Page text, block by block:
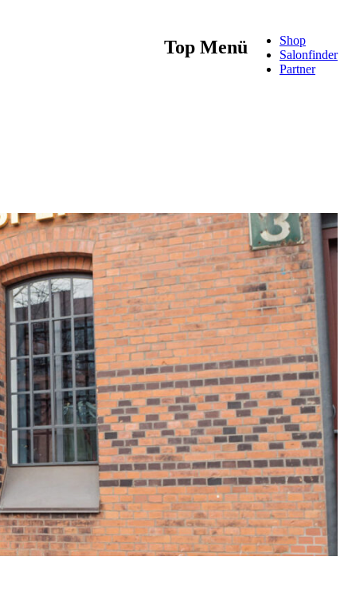
Top Menü
Shop
Salonfinder
Partner